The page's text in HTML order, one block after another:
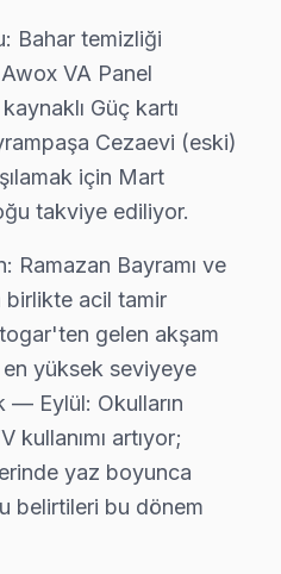
Bayrampaşa'de
bu TV tamiri sonrası
erişim: "bu cihaz TV'min
TV Yedek Parçası –
Servis Fiyatları 2025 –
servis fiyatları, arıza
onarım işlemi fiyatları
₺500 – ₺1.800
– ₺900
₺1.500 – ₺8.000 (boyut ve
hata giderme: ₺200 – ₺500
– ₺2.000
Bahar temizliği
VA Panel
Güç kartı
Cezaevi (eski)
için Mart
takviye ediliyor.
Bayramı ve
birlikte acil tamir
gelen akşam
en yüksek seviyeye
— Eylül: Okulların
kullanımı artıyor;
yaz boyunca
belirtileri bu dönem